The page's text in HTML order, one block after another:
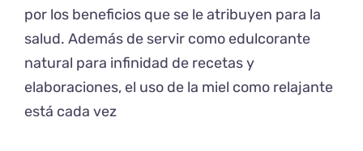
por los beneficios que se le atribuyen para la
salud. Además de servir como edulcorante
natural para infinidad de recetas y
elaboraciones, el uso de la miel como relajante
está cada vez